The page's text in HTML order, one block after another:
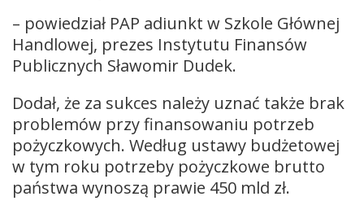
– powiedział PAP adiunkt w Szkole Głównej
Handlowej, prezes Instytutu Finansów
Publicznych Sławomir Dudek.
Dodał, że za sukces należy uznać także brak
problemów przy finansowaniu potrzeb
pożyczkowych. Według ustawy budżetowej
w tym roku potrzeby pożyczkowe brutto
państwa wynoszą prawie 450 mld zł.